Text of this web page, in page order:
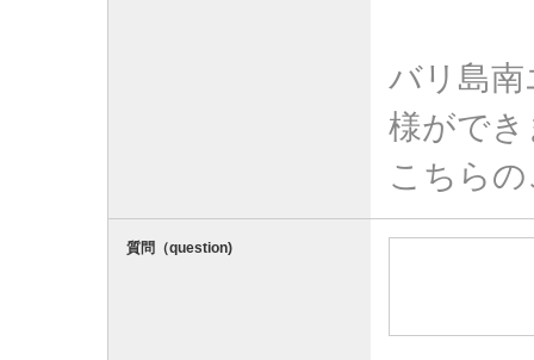
バリ島
様がで
こちら
質問（question)